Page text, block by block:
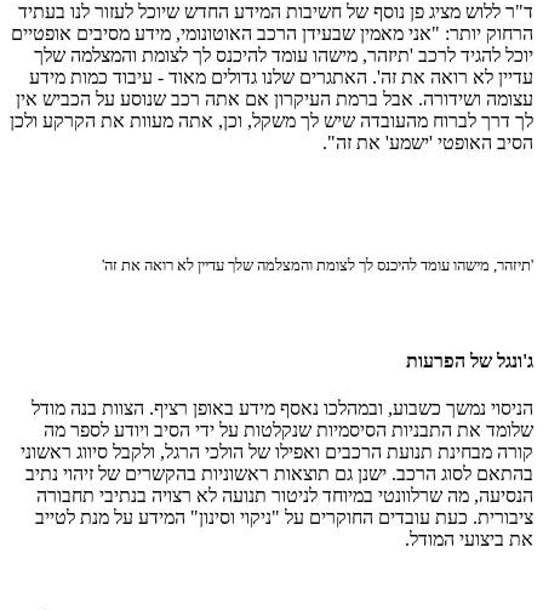
ד"ר ללוש מציג פן נוסף של חשיבות המידע החדש שיוכל לעזור לנו בעתיד
הרחוק יותר: "אני מאמין שבעידן הרכב האוטונומי, מידע מסיבים אופטיים
יוכל להגיד לרכב 'תיזהר, מישהו עומד להיכנס לך לצומת והמצלמה שלך
עדיין לא רואה את זה'. האתגרים שלנו גדולים מאוד - עיבוד כמות מידע
עצומה ושידורה. אבל ברמת העיקרון אם אתה רכב שנוסע על הכביש אין
לך דרך לברוח מהעובדה שיש לך משקל, וכן, אתה מעוות את הקרקע ולכן
הסיב האופטי 'ישמע' את זה".
'תיזהר, מישהו עומד להיכנס לך לצומת והמצלמה שלך עדיין לא רואה את זה'
ג'ונגל של הפרעות
הניסוי נמשך כשבוע, ובמהלכו נאסף מידע באופן רציף. הצוות בנה מודל
שלומד את התבניות הסיסמיות שנקלטות על ידי הסיב ויודע לספר מה
קורה מבחינת תנועת הרכבים ואפילו של הולכי הרגל, ולקבל סיווג ראשוני
בהתאם לסוג הרכב. ישנן גם תוצאות ראשוניות בהקשרים של זיהוי נתיב
הנסיעה, מה שרלוונטי במיוחד לניטור תנועה לא רצויה בנתיבי תחבורה
ציבורית. כעת עובדים החוקרים על "ניקוי וסינון" המידע על מנת לטייב
את ביצועי המודל.